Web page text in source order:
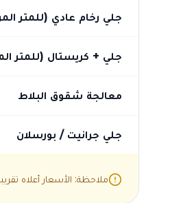
جلي رخام عادي (للمتر
جلي + كريستال (للمتر
معالجة شقوق البلاط
جلي جرانيت / بورسلان
ملاحظة: الأسعار أعلاه